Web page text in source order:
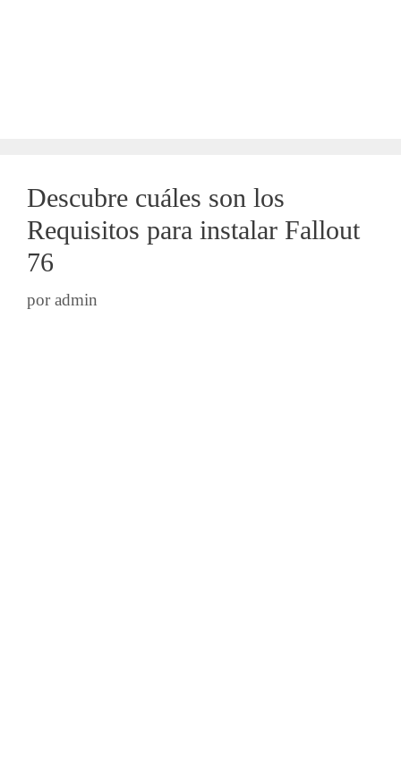
Descubre cuáles son los
Requisitos para instalar Fallout
76
poradmin